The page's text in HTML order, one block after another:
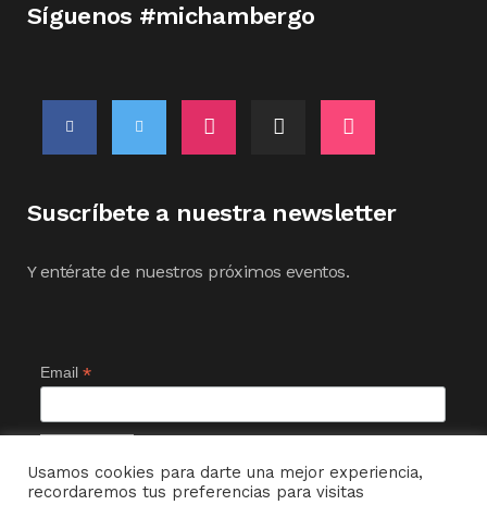
Síguenos #michambergo
Suscríbete a nuestra newsletter
Y entérate de nuestros próximos eventos.
Email *
Usamos cookies para darte una mejor experiencia,
recordaremos tus preferencias para visitas